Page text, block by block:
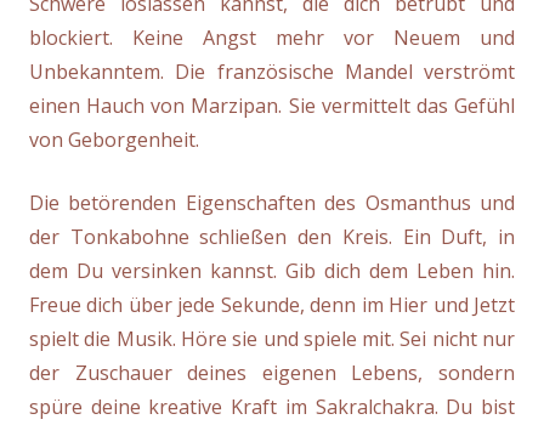
blockiert. Keine Angst mehr vor Neuem und
Unbekanntem. Die französische Mandel verströmt
einen Hauch von Marzipan. Sie vermittelt das Gefühl
von Geborgenheit.
Die betörenden Eigenschaften des Osmanthus und
der Tonkabohne schließen den Kreis. Ein Duft, in
dem Du versinken kannst. Gib dich dem Leben hin.
Freue dich über jede Sekunde, denn im Hier und Jetzt
spielt die Musik. Höre sie und spiele mit. Sei nicht nur
der Zuschauer deines eigenen Lebens, sondern
spüre deine kreative Kraft im Sakralchakra. Du bist